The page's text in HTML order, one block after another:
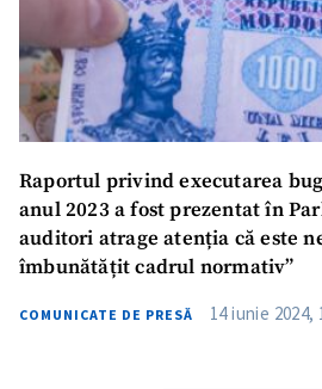
Raportul privind executarea
anul 2023 a fost prezentat în
auditori atrage atenția că este
îmbunătățit cadrul normativ”
COMUNICATE DE PRESĂ 14 iunie 2024,